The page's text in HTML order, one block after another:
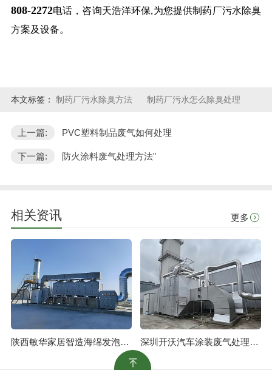
808-2272电话，咨询天浩洋环保,为您提供制药厂污水除臭
方案及设备。
本文标签： 制药厂污水除臭方法 制药厂污水怎么除臭处理
上一篇: PVC塑料制品废气如何处理
下一篇: 防火涂料废气处理方法"
相关资讯 更多
陕西敏华家居智造海绵发泡废气治理工程 深圳开沃汽车涂装废气处理工程